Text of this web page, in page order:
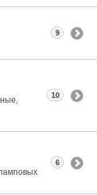
9
10
6